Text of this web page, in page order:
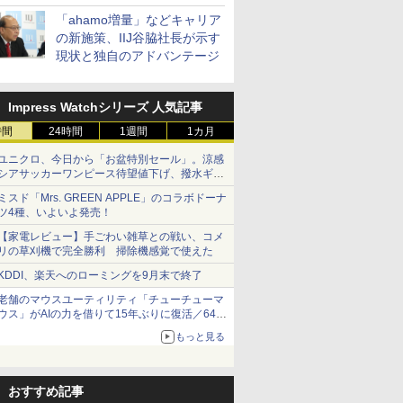
「ahamo増量」などキャリア
の新施策、IIJ谷脇社長が示す
現状と独自のアドバンテージ
Impress Watchシリーズ 人気記事
24時間 1週間 1カ月
ニクロ、今日から「お盆特別セール」。涼感
アサッカーワンピース待望値下げ、撥水ギア
ョーツは1990円に
スド「Mrs. GREEN APPLE」のコラボドーナ
4種、いよいよ発売！
家電レビュー】手ごわい雑草との戦い、コメ
の草刈機で完全勝利 掃除機感覚で使えた
、楽天へのローミングを9月末で終了
舗のマウスユーティリティ「チューチューマ
ス」がAIの力を借りて15年ぶりに復活／64bit
、Windows 10/11、「Chrome」も走り回
。復活記念で2026年末まで500円
もっと見る
おすすめ記事